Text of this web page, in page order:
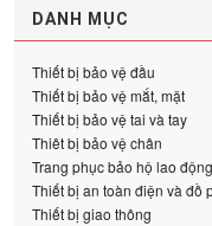
DANH MỤC
Thiết bị bảo vệ đầu
Thiết bị bảo vệ mắt, mặt
Thiết bị bảo vệ tai và tay
Thiêt bị bảo vệ chân
Trang phục bảo hộ lao động
Thiết bị an toàn điện và đồ
Thiết bị giao thông